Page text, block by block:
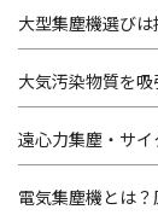
大型集塵機選び
大気汚染物質を
遠心力集塵・サ
電気集塵機とは？